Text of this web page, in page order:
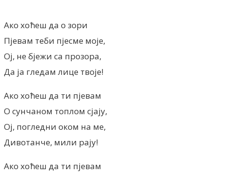
Ако хоћеш да о зори
Пјевам теби пјесме моје,
Ој, не бјежи са прозора,
Да ја гледам лице твоје!
Ако хоћеш да ти пјевам
О сунчаном топлом сјају,
Ој, погледни оком на ме,
Дивотанче, мили рају!
Ако хоћеш да ти пјевам